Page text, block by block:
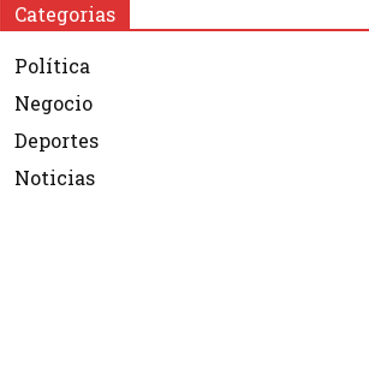
Categorias
Política
Negocio
Deportes
Noticias